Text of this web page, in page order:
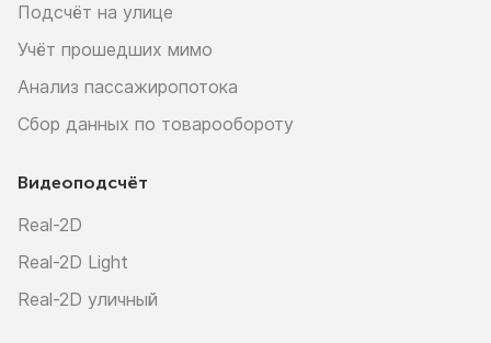
Подсчёт на улице
Учёт прошедших мимо
Анализ пассажиропотока
Сбор данных по товарообороту
Видеоподсчёт
Real-2D
Real-2D Light
Real-2D уличный